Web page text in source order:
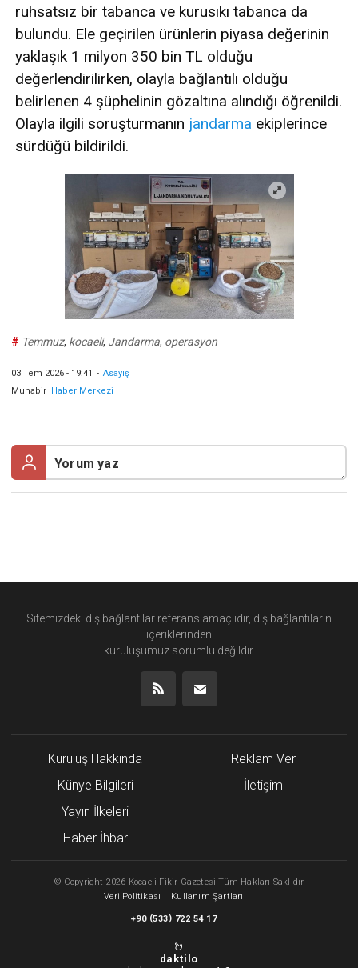
ruhsatsız bir tabanca ve kurusıkı tabanca da
bulundu. Ele geçirilen ürünlerin piyasa değerinin
yaklaşık 1 milyon 350 bin TL olduğu
değerlendirilirken, olayla bağlantılı olduğu
belirlenen 4 şüphelinin gözaltına alındığı öğrenildi.
Olayla ilgili soruşturmanın jandarma ekiplerince
sürdüğü bildirildi.
# Temmuz, kocaeli, Jandarma, operasyon
03 Tem 2026 - 19:41 - Asayiş
Muhabir Haber Merkezi
Sitemizdeki dış bağlantılar referans amaçlıdır, dış bağlantıların
içeriklerinden
kuruluşumuz sorumlu değildir.
Kuruluş Hakkında
Künye Bilgileri
Yayın İlkeleri
Haber İhbar
Reklam Ver
İletişim
© Copyright 2026 Kocaeli Fikir Gazetesi Tüm Hakları Saklıdır
Veri Politikası
Kullanım Şartları
+90 (533) 722 54 17
daktilo